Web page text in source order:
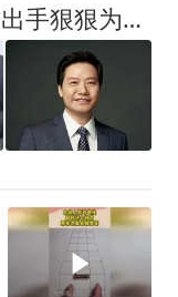
竹知了风波彻底失控，官方出手狠狠为余承东出气！雷军果然没说错